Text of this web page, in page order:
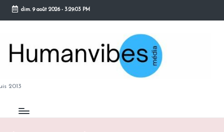
Skip
content
dim. 9 août 2026- 3:29:04 PM
2013